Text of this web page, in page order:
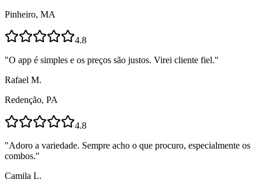
Pinheiro, MA
4.8
"O app é simples e os preços são justos. Virei cliente fiel."
Rafael M.
Redenção, PA
4.8
"Adoro a variedade. Sempre acho o que procuro, especialmente os
combos."
Camila L.